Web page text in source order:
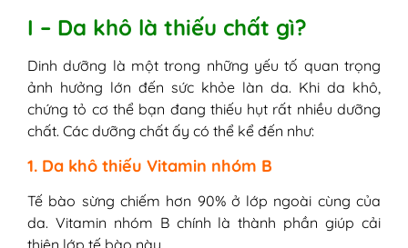
I – Da khô là thiếu chất gì?
Dinh dưỡng là một trong những yếu tố quan trọng
ảnh hưởng lớn đến sức khỏe làn da. Khi da khô,
chứng tỏ cơ thể bạn đang thiếu hụt rất nhiều dưỡng
chất. Các dưỡng chất ấy có thể kể đến như:
1. Da khô thiếu Vitamin nhóm B
Tế bào sừng chiếm hơn 90% ở lớp ngoài cùng của
da. Vitamin nhóm B chính là thành phần giúp cải